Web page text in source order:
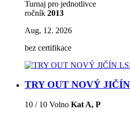
Turnaj pro jednotlivce
ročník 2013
Aug, 12. 2026
bez certifikace
TRY OUT NOVÝ
10 / 10 Volno Kat A, P